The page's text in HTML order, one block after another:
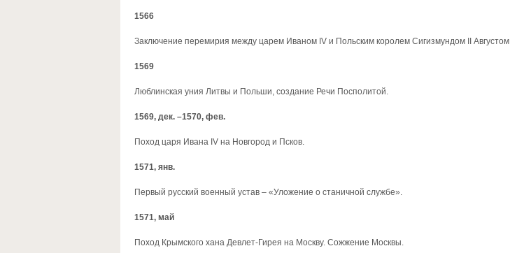
1566
Заключение перемирия между царем Иваном IV и Польским королем Сигизмундом II Августом
1569
Люблинская уния Литвы и Польши, создание Речи Посполитой.
1569, дек. –1570, фев.
Поход царя Ивана IV на Новгород и Псков.
1571, янв.
Первый русский военный устав – «Уложение о станичной службе».
1571, май
Поход Крымского хана Девлет-Гирея на Москву. Сожжение Москвы.